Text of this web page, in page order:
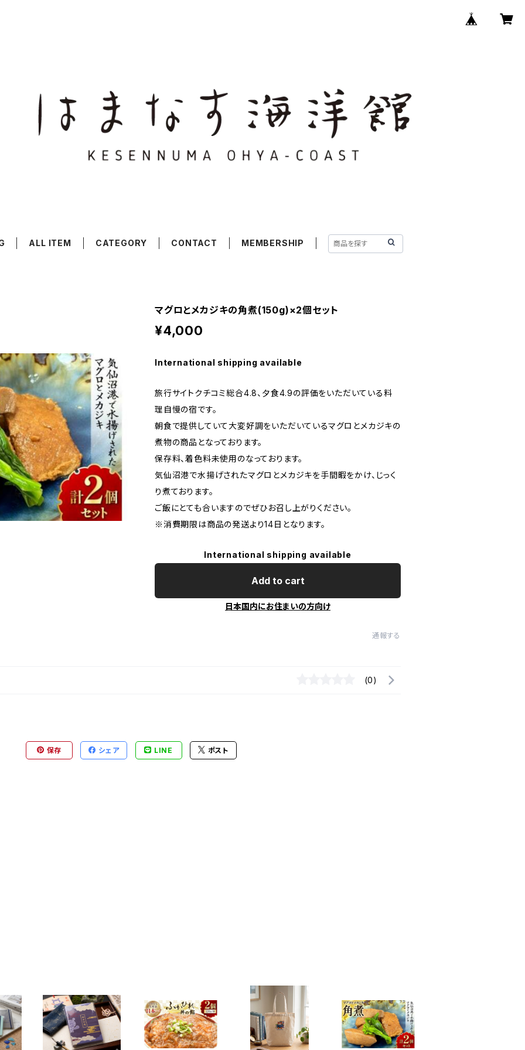
ALL ITEM CATEGORY CONTACT MEMBERSHIP
マグロとメカジキの角煮(150g)×2個セット
¥4,000
International shipping available
旅行サイトクチコミ総合4.8、夕食4.9の評価をいただいている料
理自慢の宿です。
朝食で提供していて大変好調をいただいているマグロとメカジキの
煮物の商品となっております。
保存料、着色料未使用のなっております。
気仙沼港で水揚げされたマグロとメカジキを手間暇をかけ、じっく
り煮ております。
ご飯にとても合いますのでぜひお召し上がりください。
※消費期限は商品の発送より14日となります。
International shipping available
Add to cart
日本国内にお住まいの方向け
通報する
(0)
保存 シェア LINE ポスト